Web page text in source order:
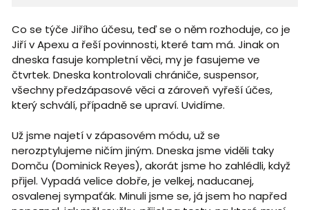
Co se týče Jiřího účesu, teď se o něm rozhoduje, co je
Jiří v Apexu a řeší povinnosti, které tam má. Jinak on
dneska fasuje kompletní věci, my je fasujeme ve
čtvrtek. Dneska kontrolovali chrániče, suspensor,
všechny předzápasové věci a zároveň vyřeší účes,
který schválí, případně se upraví. Uvidíme.
Už jsme najetí v zápasovém módu, už se
nerozptylujeme ničím jiným. Dneska jsme viděli taky
Domču (Dominick Reyes), akorát jsme ho zahlédli, když
přijel. Vypadá velice dobře, je velkej, naducanej,
osvalenej sympaťák. Minuli jsme se, já jsem ho napřed